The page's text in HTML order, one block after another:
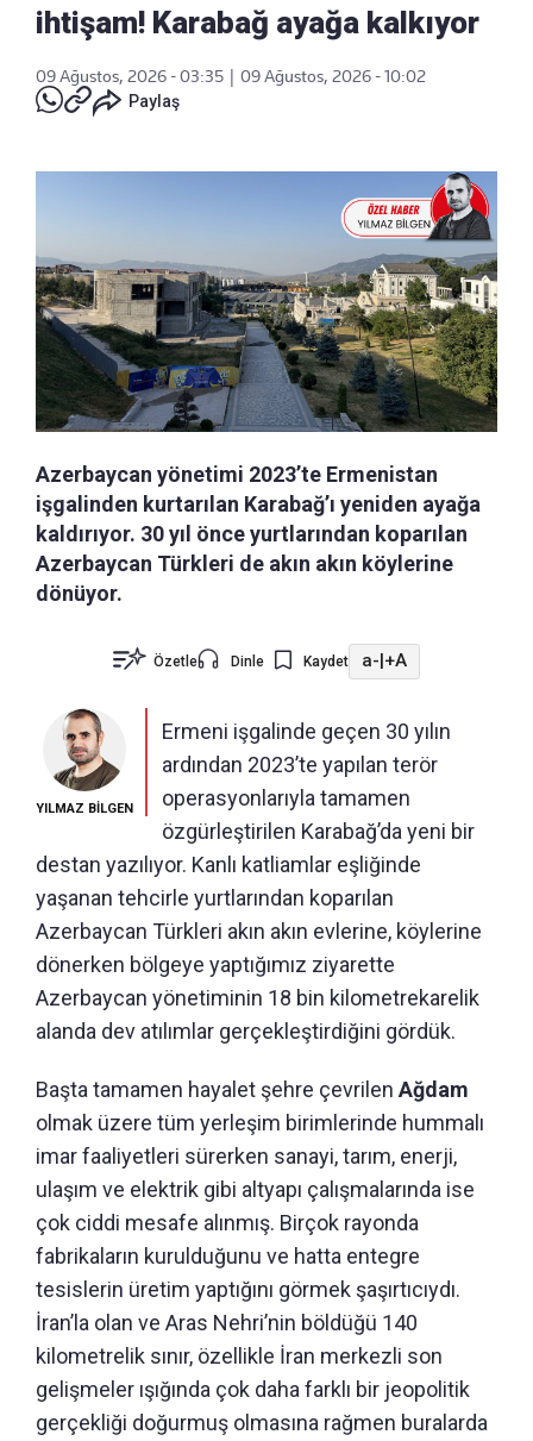
ihtişam! Karabağ ayağa kalkıyor
09 Ağustos, 2026 - 03:35
09 Ağustos, 2026 - 10:02
Paylaş
Azerbaycan yönetimi 2023’te Ermenistan
işgalinden kurtarılan Karabağ’ı yeniden ayağa
kaldırıyor. 30 yıl önce yurtlarından koparılan
Azerbaycan Türkleri de akın akın köylerine
dönüyor.
Özetle Dinle Kaydet a-|+A
YILMAZ BİLGEN
Ermeni işgalinde geçen 30 yılın
ardından 2023’te yapılan terör
operasyonlarıyla tamamen
özgürleştirilen Karabağ’da yeni bir
destan yazılıyor. Kanlı katliamlar eşliğinde
yaşanan tehcirle yurtlarından koparılan
Azerbaycan Türkleri akın akın evlerine, köylerine
dönerken bölgeye yaptığımız ziyarette
Azerbaycan yönetiminin 18 bin kilometrekarelik
alanda dev atılımlar gerçekleştirdiğini gördük.
Başta tamamen hayalet şehre çevrilen Ağdam
olmak üzere tüm yerleşim birimlerinde hummalı
imar faaliyetleri sürerken sanayi, tarım, enerji,
ulaşım ve elektrik gibi altyapı çalışmalarında ise
çok ciddi mesafe alınmış. Birçok rayonda
fabrikaların kurulduğunu ve hatta entegre
tesislerin üretim yaptığını görmek şaşırtıcıydı.
İran’la olan ve Aras Nehri’nin böldüğü 140
kilometrelik sınır, özellikle İran merkezli son
gelişmeler ışığında çok daha farklı bir jeopolitik
gerçekliği doğurmuş olmasına rağmen buralarda